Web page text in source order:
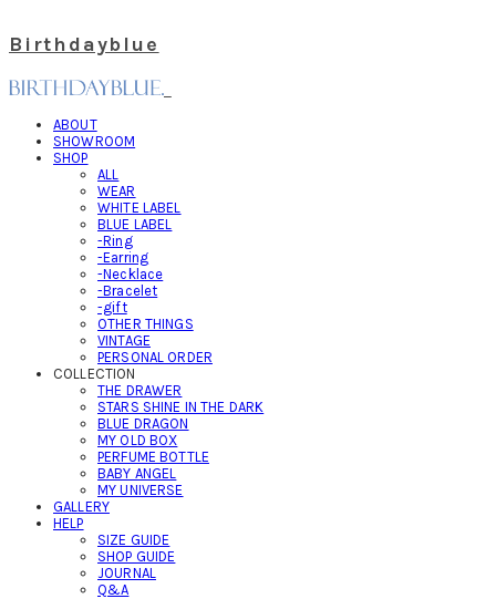
Birthdayblue
ABOUT
SHOWROOM
SHOP
ALL
WEAR
WHITE LABEL
BLUE LABEL
-Ring
-Earring
-Necklace
-Bracelet
-gift
OTHER THINGS
VINTAGE
PERSONAL ORDER
COLLECTION
THE DRAWER
STARS SHINE IN THE DARK
BLUE DRAGON
MY OLD BOX
PERFUME BOTTLE
BABY ANGEL
MY UNIVERSE
GALLERY
HELP
SIZE GUIDE
SHOP GUIDE
JOURNAL
Q&A